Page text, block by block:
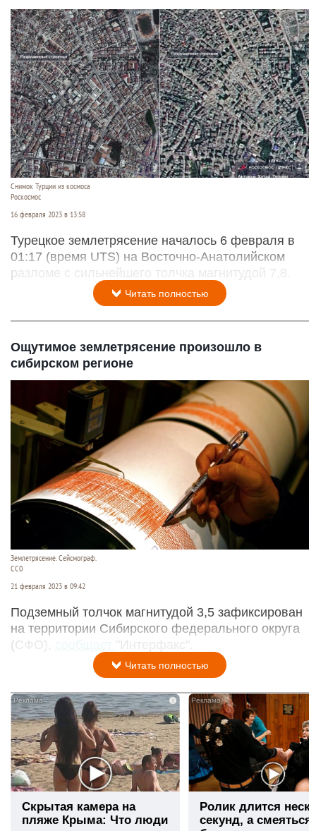
Снимок Турции из космоса
Роскосмос
16 февраля 2023 в 13:58
Турецкое землетрясение началось 6 февраля в
01:17 (время UTS) на Восточно-Анатолийском
разломе с сильнейшего толчка магнитудой 7,8.
Читать полностью
Ощутимое землетрясение произошло в
сибирском регионе
Землетрясение. Сейсмограф.
СС0
21 февраля 2023 в 09:42
Подземный толчок магнитудой 3,5 зафиксирован
на территории Сибирского федерального округа
(СФО),
сообщает "Интерфакс".
Читать полностью
i
Скрытая камера на
пляже Крыма: Что люди
Ролик длится
секунд, а